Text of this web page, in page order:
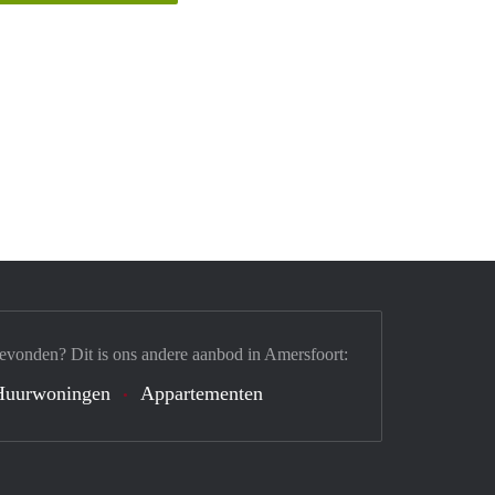
Dit is ons andere aanbod in Amersfoort:
Appartementen